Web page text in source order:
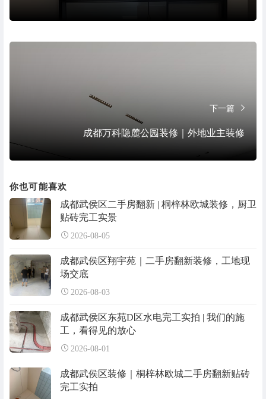
下一篇
成都万科隐麓公园装修｜外地业主装修
你也可能喜欢
成都武侯区二手房翻新 | 桐梓林欧城装修，厨卫
贴砖完工实景
2026-08-05
成都武侯区翔宇苑｜二手房翻新装修，工地现
场交底
2026-08-03
成都武侯区东苑D区水电完工实拍 | 我们的施
工，看得见的放心
2026-08-01
成都武侯区装修｜桐梓林欧城二手房翻新贴砖
完工实拍